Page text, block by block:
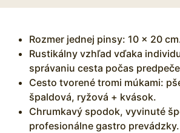
Rozmer jednej pinsy: 10 × 20
Rustikálny vzhľad vďaka
správaniu cesta počas
Cesto tvorené tromi múkami:
špaldová, ryžová + kvások.
Chrumkavý spodok, vyvinuté
profesionálne gastro prevádzky.